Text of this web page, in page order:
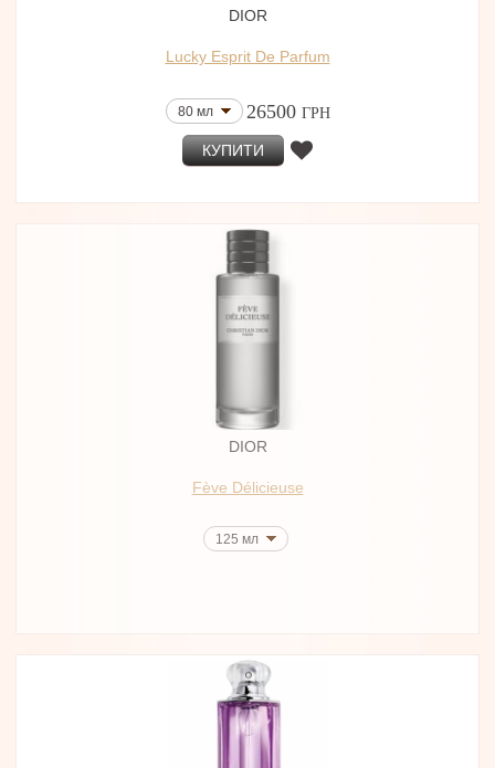
DIOR
Lucky Esprit De Parfum
80 мл 26500 ГРН
КУПИТИ
DIOR
Fève Délicieuse
125 мл